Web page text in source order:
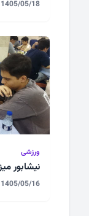
1405/05/18
ورزشی
نیشابور
1405/05/16